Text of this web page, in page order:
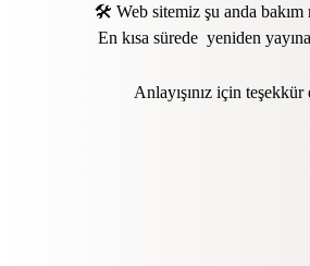
🛠️ Web sitemiz şu anda bakım
En kısa sürede yeniden yayına
Anlayışınız için teşekkür